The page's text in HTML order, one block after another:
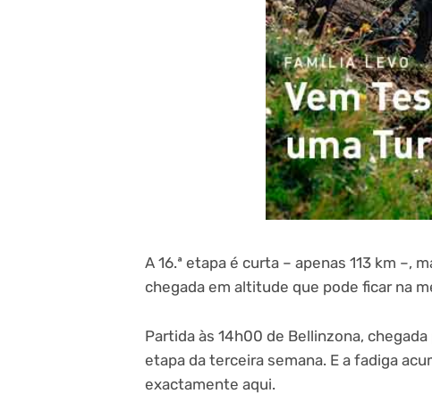
A 16.ª etapa é curta – apenas 113 km –,
chegada em altitude que pode ficar na
Partida às 14h00 de Bellinzona,
etapa da terceira semana. E a fadiga
exactamente aqui.